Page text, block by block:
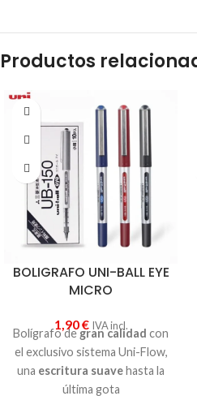
Productos
BOLIGRAFO UNI-BALL EYE
MICRO
1,90€ IVA incl.
Bolígrafo degran calidad con
el exclusivo sistema Uni-Flow,
una escritura suavehasta la
última gota